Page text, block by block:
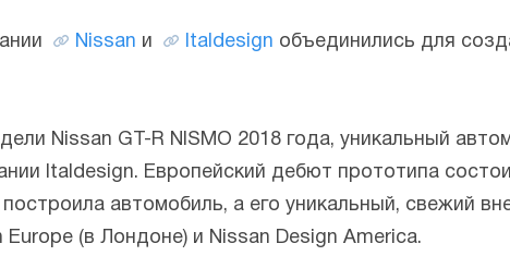
Nissan и Italdesign объединились для
Nissan GT-R NISMO 2018 года, уникальный
Italdesign. Европейский дебют прототипа
автомобиль, а его уникальный, свежий
(в Лондоне) и Nissan Design America.